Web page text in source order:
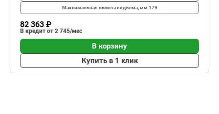
Максимальная высота подъема, мм 179
82 363 ₽
В кредит от 2 745/мес
В корзину
Купить в 1 клик